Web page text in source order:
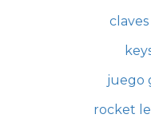
juego
rocket